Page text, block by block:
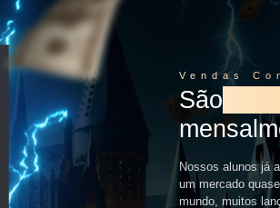
Vendas
São
Nossos alunos já
um mercado
mundo, muitos